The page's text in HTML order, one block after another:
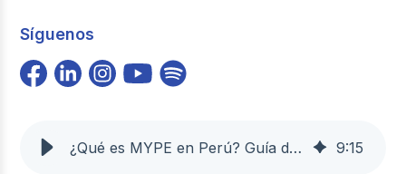
Síguenos
¿Qué es MYPE en Perú? Guía definitiva 2026 9:15